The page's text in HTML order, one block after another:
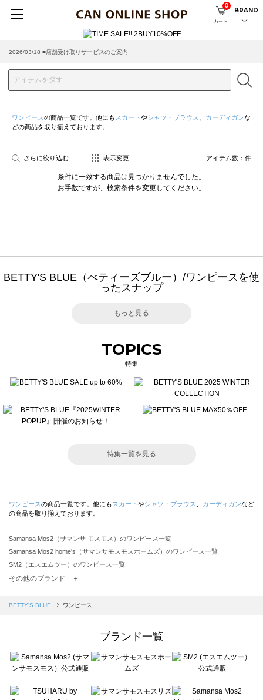
カート
0
BRAND
2026/03/18 ■店舗受け取りサービスのご案内
ワンピースの商品一覧です。他にも スカート やシャツ・ブラウス カーディガンな
どの商品を取り揃えております。
さらに絞り込む 表示変更 アイテム数： 件
条件に一致する商品は見つかりませんでした。
お手数ですが、検索条件を変更してください。
BETTY'S BLUE（べティーズブルー）/ワンピースを使
ったスナップ
もっと見る
TOPICS
特集
特集一覧を見る
ワンピースの商品一覧です。他にも スカート やシャツ・ブラウス カーディガンなど
の商品を取り揃えております。
Samansa Mos2（サマンサ モスモス）のワンピース一覧
Samansa Mos2 home's（サマンサモスモスホームズ）のワンピース一覧
SM2（エスエムツー）のワンピース一覧
TSUHARU by Samansa Mos2（ツハルバイサマンサモスモス）のワンピース一覧
Samansa Mos2 blue（サマンサモスモス ブルー）のワンピース一覧
sō4ū（ソウフォーユー）のワンピース一覧
Te chichi（テチチ）のワンピース一覧
Te chichi CLASSIC（テチチ クラシック）のワンピース一覧
Lugnoncure（ルノンキュール）のワンピース一覧
その他のブランド ＋
BETTY'S BLUE ワンピース
ブランド一覧